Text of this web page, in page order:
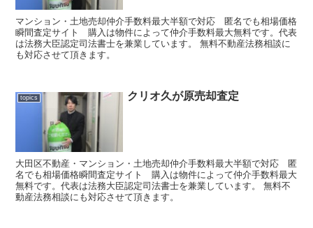
マンション・土地売却仲介手数料最大半額で対応 匿名でも相場価格
瞬間査定サイト 購入は物件によって仲介手数料最大無料です。代表
は法務大臣認定司法書士を兼業しています。 無料不動産法務相談に
も対応させて頂きます。
topics クリオ久が原売却査定
大田区不動産・マンション・土地売却仲介手数料最大半額で対応 匿
名でも相場価格瞬間査定サイト 購入は物件によって仲介手数料最大
無料です。代表は法務大臣認定司法書士を兼業しています。 無料不
動産法務相談にも対応させて頂きます。